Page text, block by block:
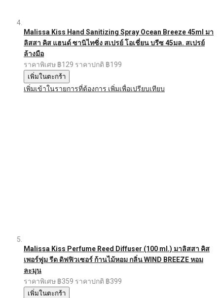
Malissa Kiss Hand Sanitizing Spray Ocean Breeze 45ml มา
ลิสสา คิส แฮนด์ ซานิไทซิ่ง สเปรย์ โอเชี่ยน บรีซ 45มล. สเปรย์
ล้างมือ
ราคาพิเศษ ฿129 ราคาปกติ ฿199
เพิ่มในตะกร้า
เพิ่มเข้าในรายการที่ต้องการ เพิ่มเพื่อเปรียบเทียบ
Malissa Kiss Perfume Reed Diffuser (100 ml.) มาลิสสา คิส
เพอร์ฟูม รีด ดิฟฟิวเซอร์ ก้านไม้หอม กลิ่น WIND BREEZE หอม
ละมุน
ราคาพิเศษ ฿359 ราคาปกติ ฿399
เพิ่มในตะกร้า